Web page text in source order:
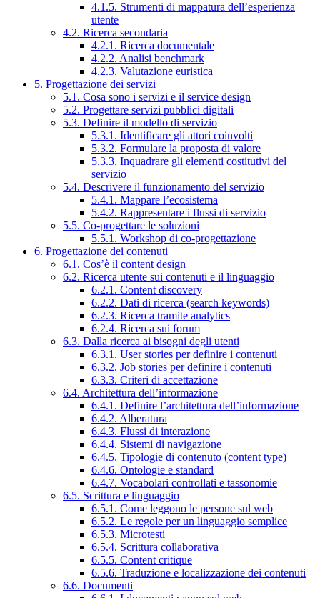
4.1.5. Strumenti di mappatura dell’esperienza
utente
4.2. Ricerca secondaria
4.2.1. Ricerca documentale
4.2.2. Analisi benchmark
4.2.3. Valutazione euristica
5. Progettazione dei servizi
5.1. Cosa sono i servizi e il service design
5.2. Progettare servizi pubblici digitali
5.3. Definire il modello di servizio
5.3.1. Identificare gli attori coinvolti
5.3.2. Formulare la proposta di valore
5.3.3. Inquadrare gli elementi costitutivi del
servizio
5.4. Descrivere il funzionamento del servizio
5.4.1. Mappare l’ecosistema
5.4.2. Rappresentare i flussi di servizio
5.5. Co-progettare le soluzioni
5.5.1. Workshop di co-progettazione
6. Progettazione dei contenuti
6.1. Cos’è il content design
6.2. Ricerca utente sui contenuti e il linguaggio
6.2.1. Content discovery
6.2.2. Dati di ricerca (search keywords)
6.2.3. Ricerca tramite analytics
6.2.4. Ricerca sui forum
6.3. Dalla ricerca ai bisogni degli utenti
6.3.1. User stories per definire i contenuti
6.3.2. Job stories per definire i contenuti
6.3.3. Criteri di accettazione
6.4. Architettura dell’informazione
6.4.1. Definire l’architettura dell’informazione
6.4.2. Alberatura
6.4.3. Flussi di interazione
6.4.4. Sistemi di navigazione
6.4.5. Tipologie di contenuto (content type)
6.4.6. Ontologie e standard
6.4.7. Vocabolari controllati e tassonomie
6.5. Scrittura e linguaggio
6.5.1. Come leggono le persone sul web
6.5.2. Le regole per un linguaggio semplice
6.5.3. Microtesti
6.5.4. Scrittura collaborativa
6.5.5. Content critique
6.5.6. Traduzione e localizzazione dei contenuti
6.6. Documenti